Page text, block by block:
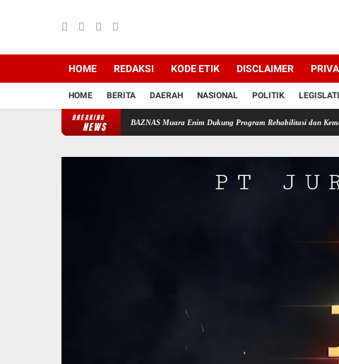
HOME REDAKSI KODE ETIK DISCLAIMER
HOME BERITA DAERAH NASIONAL POLITIK
BREAKING
NEWS
Pembinaan Umat, BAZNAS Muara Enim Dukung Program Rehabilitasi dan Kemandirian